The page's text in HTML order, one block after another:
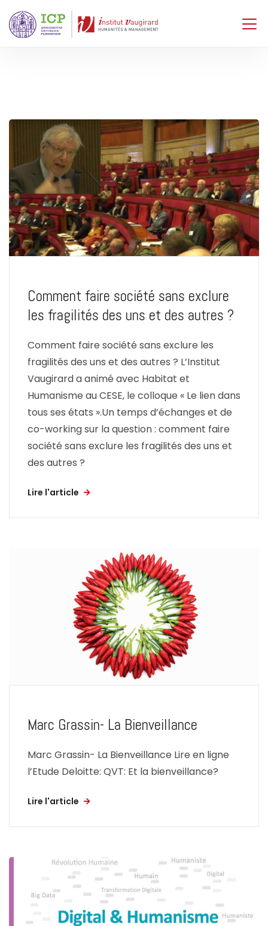
Comment faire société sans exclure
les fragilités des uns et des autres ?
Comment faire société sans exclure les
fragilités des uns et des autres ? L’Institut
Vaugirard a animé avec Habitat et
Humanisme au CESE, le colloque « Le lien dans
tous ses états ».Un temps d’échanges et de
co-working sur la question : comment faire
société sans exclure les fragilités des uns et
des autres ?
Lire l'article
Marc Grassin- La Bienveillance
Marc Grassin- La Bienveillance Lire en ligne
l’Etude Deloitte: QVT: Et la bienveillance?
Lire l'article